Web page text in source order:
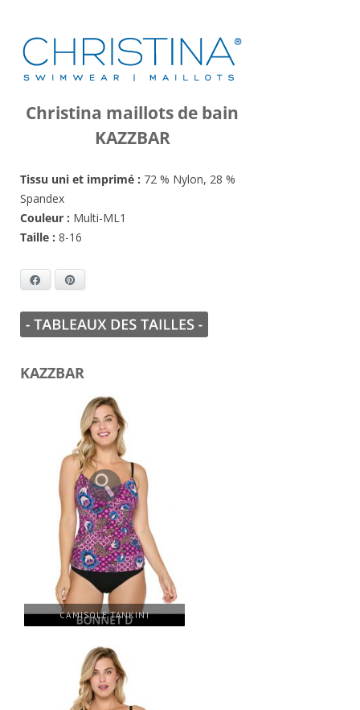
Christina maillots de bain
KAZZBAR
Tissu uni et imprimé : 72 % Nylon, 28 %
Spandex
Couleur : Multi-ML1
Taille : 8-16
Facebook
KAZZBAR
CAMISOLE TANKINI